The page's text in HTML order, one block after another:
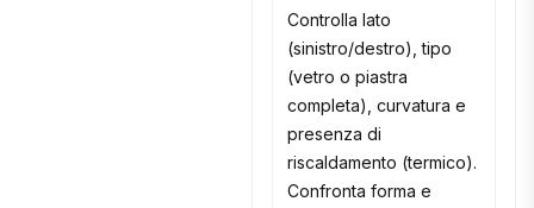
Controlla lato
(sinistro/destro), tipo
(vetro o piastra
completa), curvatura e
presenza di
riscaldamento (termico).
Confronta forma e